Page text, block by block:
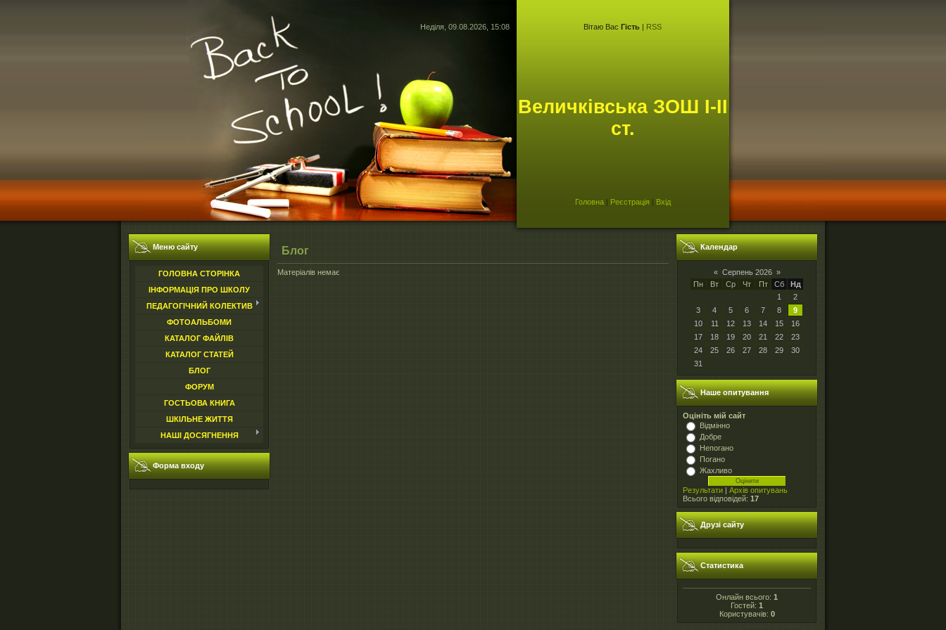
Неділя, 09.08.2026, 15:08 Вітаю Вас Гість | RSS
Величківська ЗОШ I-II
ст.
Головна| Реєстрація | Вхід
Меню сайту
ГОЛОВНА СТОРІНКА
ІНФОРМАЦІЯ ПРО ШКОЛУ
ПЕДАГОГІЧНИЙ КОЛЕКТИВ
ФОТОАЛЬБОМИ
КАТАЛОГ ФАЙЛІВ
КАТАЛОГ СТАТЕЙ
БЛОГ
ФОРУМ
ГОСТЬОВА КНИГА
ШКІЛЬНЕ ЖИТТЯ
НАШІ ДОСЯГНЕННЯ
Форма входу
Блог
Матеріалів немає
Календар
« Серпень 2026 »
Пн
Вт Ср Чт Пт Сб
Нд
1
2
3
4 5 6 7 8
9
10
11 12 13 14 15
16
17
18 19 20 21 22
23
24
25 26 27 28 29
30
31
Наше опитування
Оцініть мій сайт
Відмінно
Добре
Непогано
Погано
Жахливо
Результати | Архів опитувань
Всього відповідей: 17
Друзі сайту
Статистика
Онлайн всього: 1
Гостей: 1
Користувачів: 0